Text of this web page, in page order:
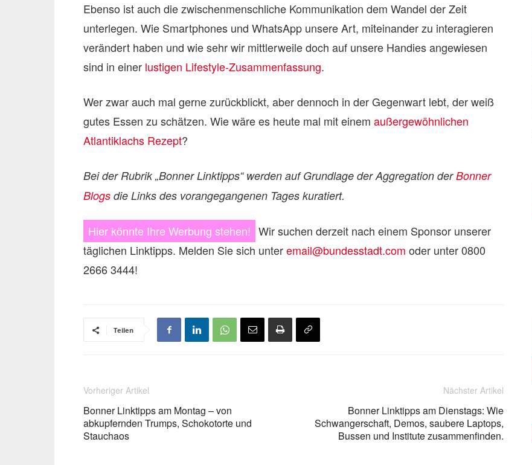
Ebenso ist auch die zwischenmenschliche Kommunikation dem Wandel der Zeit
unterlegen. Wie Smartphones und WhatsApp unsere Art, miteinander zu interagieren
verändert haben und wie sehr wir mittlerweile doch auf unsere Handies angewiesen
sind in einer lustigen Lifestyle-Zusammenfassung.
Wer zwar auch mal gerne zurückblickt, aber dennoch in der Gegenwart lebt, der weiß
gutes Essen zu schätzen. Wie wäre es heute mal mit einem außergewöhnlichen
Atlantiklachs Rezept?
Bei der Rubrik „Bonner Linktipps“ werden auf Grundlage der Aggregation derBonner
Blogs die Links des vorangegangenen Tages kuratiert.
Hier könnte Ihre Werbung stehen! Wir suchen derzeit nach einem Sponsor unserer
täglichen Linktipps. Melden Sie sich unteremail@bundesstadt.com oder unter 0800
2666 3444!
Teilen
Vorheriger Artikel
Bonner Linktipps am Montag – von
abkupfernden Trumps, Schokotorte und
Stauchaos
Nächster Artikel
Bonner Linktipps am Dienstags: Wie
Schwangerschaft, Demos, saubere Laptops,
Bussen und Institute zusammenfinden.